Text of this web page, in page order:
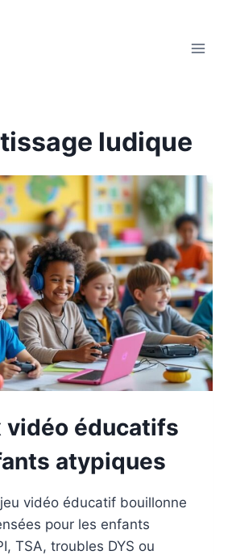
ludique
vidéo éducatifs
atypiques
vidéo éducatif bouillonne
pour les enfants
TSA, troubles DYS ou